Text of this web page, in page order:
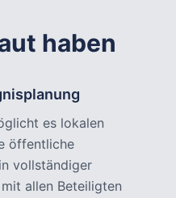
haben
es lokalen
öffentliche
vollständiger
allen Beteiligten